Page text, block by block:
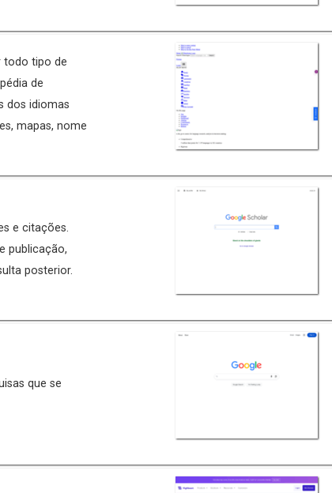
todo tipo de
de
dos idiomas
mapas, nome
e citações.
publicação,
posterior.
que se